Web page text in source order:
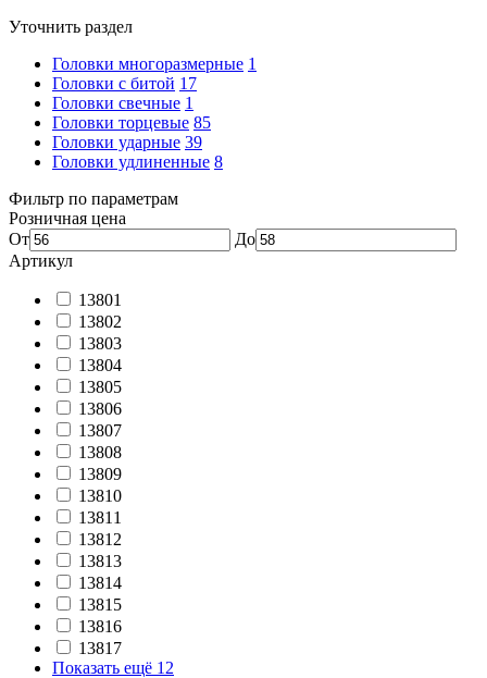
Уточнить раздел
Головки многоразмерные 1
Головки с битой 17
Головки свечные 1
Головки торцевые 85
Головки ударные 39
Головки удлиненные 8
Фильтр по параметрам
Розничная цена
От
До
Артикул
13801
13802
13803
13804
13805
13806
13807
13808
13809
13810
13811
13812
13813
13814
13815
13816
13817
Показать ещё 12